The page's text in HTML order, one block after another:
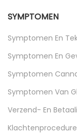
SYMPTOMEN
Symptomen En
Symptomen En
Symptomen
Symptomen Van
Verzend- En
Klachtenprocedure